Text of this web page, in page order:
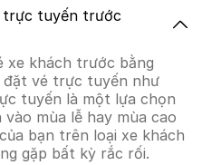
trực tuyến trước
xe khách trước bằng
đặt vé trực tuyến như
tuyến là một lựa chọn
mùa lễ hay mùa cao
bạn trên loại xe khách
gặp bất kỳ rắc rối.